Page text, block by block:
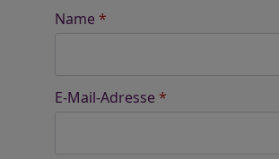
Name *
E-Mail-Adresse *